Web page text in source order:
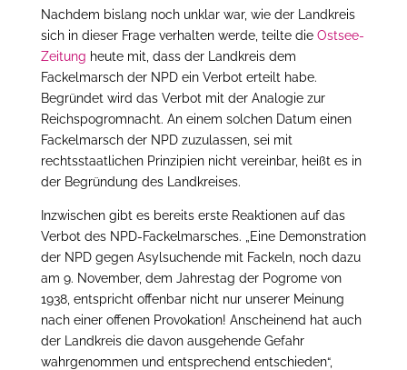
Nachdem bislang noch unklar war, wie der Landkreis
sich in dieser Frage verhalten werde, teilte die Ostsee-
Zeitung heute mit, dass der Landkreis dem
Fackelmarsch der NPD ein Verbot erteilt habe.
Begründet wird das Verbot mit der Analogie zur
Reichspogromnacht. An einem solchen Datum einen
Fackelmarsch der NPD zuzulassen, sei mit
rechtsstaatlichen Prinzipien nicht vereinbar, heißt es in
der Begründung des Landkreises.
Inzwischen gibt es bereits erste Reaktionen auf das
Verbot des NPD-Fackelmarsches. „Eine Demonstration
der NPD gegen Asylsuchende mit Fackeln, noch dazu
am 9. November, dem Jahrestag der Pogrome von
1938, entspricht offenbar nicht nur unserer Meinung
nach einer offenen Provokation! Anscheinend hat auch
der Landkreis die davon ausgehende Gefahr
wahrgenommen und entsprechend entschieden“,